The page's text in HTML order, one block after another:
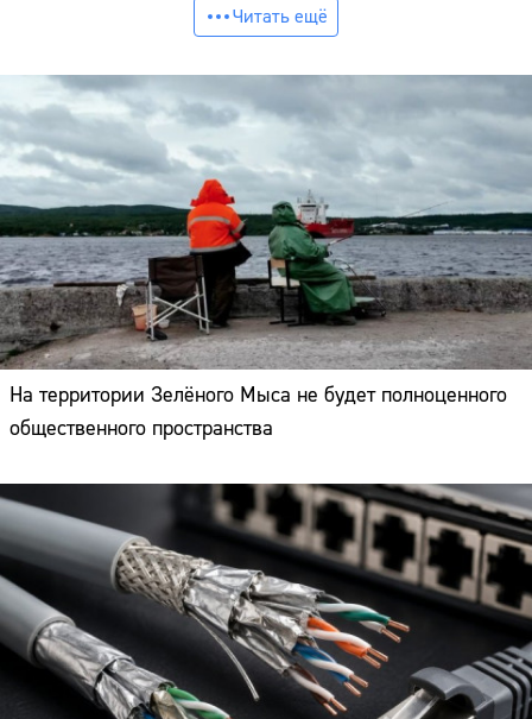
Читать ещё
На территории Зелёного Мыса не будет полноценного
общественного пространства